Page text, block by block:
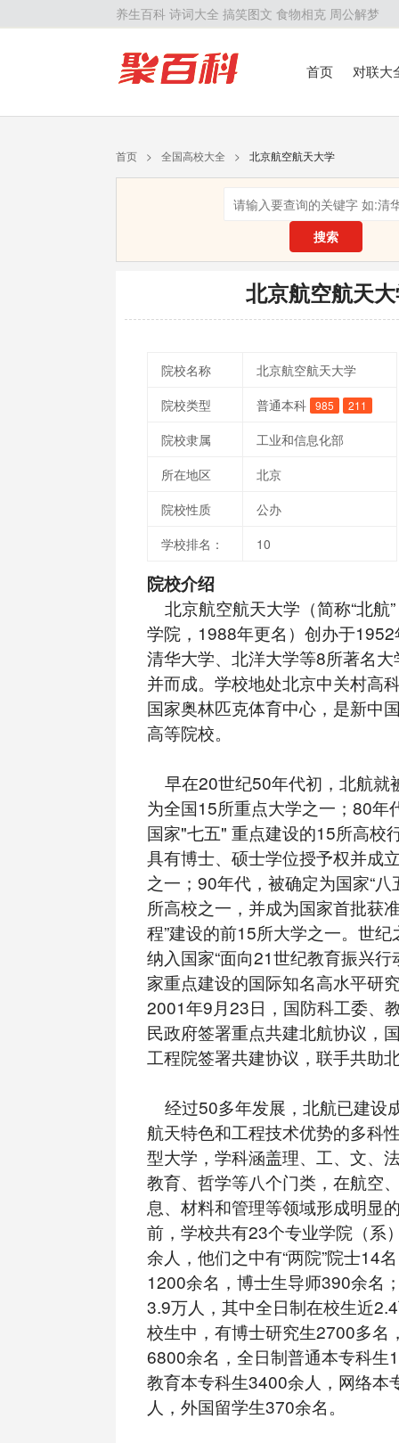
养生百科 诗词大全 搞笑图文 食物相克 周公解梦
首页
对联大
首页 > 全国高校大全 > 北京航空航天大学
搜索
北京航空航天
院校名称
北京航空航天大学
院校类型
普通本科 985 211
院校隶属
工业和信息化部
所在地区
北京
院校性质
公办
学校排名：
10
院校介绍
北京航空航天大学（简称“北航
学院，1988年更名）创办于
清华大学、北洋大学等8所著名
并而成。学校地处北京中关村高
国家奥林匹克体育中心，是新中
高等院校。
早在20世纪50年代初，北航就
为全国15所重点大学之一；80年
国家"七五" 重点建设的15所高校
具有博士、硕士学位授予权并成
之一；90年代，被确定为国家“八
所高校之一，并成为国家首批获
程”建设的前15所大学之一。世
纳入国家“面向21世纪教育振兴行
家重点建设的国际知名高水平研
2001年9月23日，国防科工委、
民政府签署重点共建北航协议，
工程院签署共建协议，联手共助
经过50多年发展，北航已建设
航天特色和工程技术优势的多科
型大学，学科涵盖理、工、文、
教育、哲学等八个门类，在航空
息、材料和管理等领域形成明显
前，学校共有23个专业学院（系
余人，他们之中有“两院”院士14
1200余名，博士生导师390余名
3.9万人，其中全日制在校生近
校生中，有博士研究生2700多名
6800余名，全日制普通本专科生
教育本专科生3400余人，网络本
人，外国留学生370余名。